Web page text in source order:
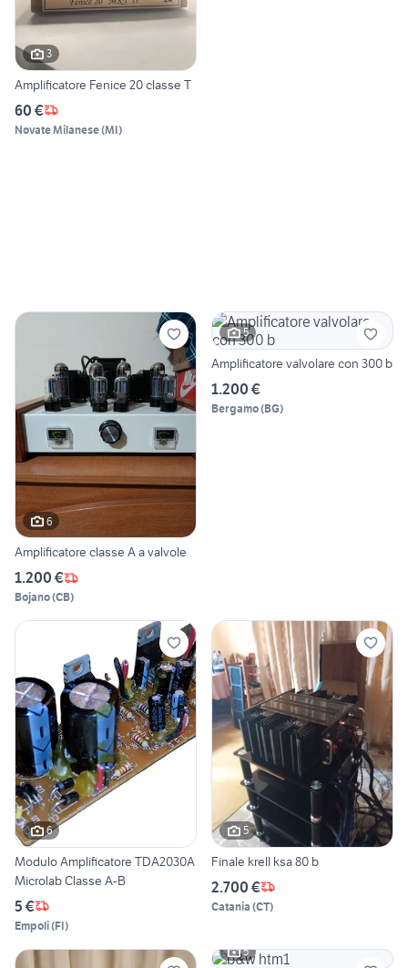
3
Amplificatore Fenice 20 classe T
60 €
Novate Milanese(MI)
6
Amplificatore classe A a valvole
1.200 €
Bojano(CB)
5
Amplificatore valvolare con 300 b
1.200 €
Bergamo(BG)
6
Modulo Amplificatore TDA2030A
Microlab Classe A-B
5 €
Empoli(FI)
5
Finale krell ksa 80 b
2.700 €
Catania (CT)
5